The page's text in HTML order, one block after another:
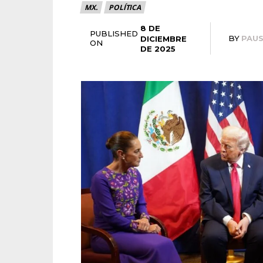
MX. POLÍTICA
PUBLISHED
ON
8 DE
DICIEMBRE
DE 2025
BY